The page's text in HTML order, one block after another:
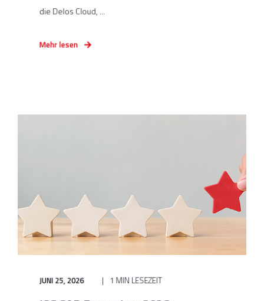
die Delos Cloud, ...
Mehr lesen
JUNI 25, 2026 1 MIN LESEZEIT